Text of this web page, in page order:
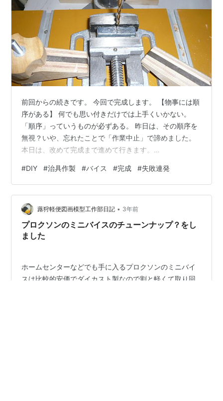
前回からの続きです。 今回で完成します。 【物事には順
序がある】 何でも思い付きだけでは上手くいかない。
「順序」っていうものが必ずある。 昨日は、その順序を
無視？いや、忘れたことで「作業中止」で諦めました。
本日は、改めて完成まで進めて行きます。
に、「取手」を加工して完成させてからメインのシャフ
トを 取り付けるはずでした。実際は、取手のことはすっ
かり忘れてしまい、 固定が完了してしまい、やり直しが
出来ない状況です。 前進あるのみなので、この状況で出
来る限りの作業を行います。 穴開け加工から始めます 取
手の部分は、長ナットと…
#DIY #治具作製 #バイス #完成 #失敗連発
蕗狩軽便図画模型工作部日記 • 3年前
プロクソンのミニバイスのチューンナップ？をし
ました